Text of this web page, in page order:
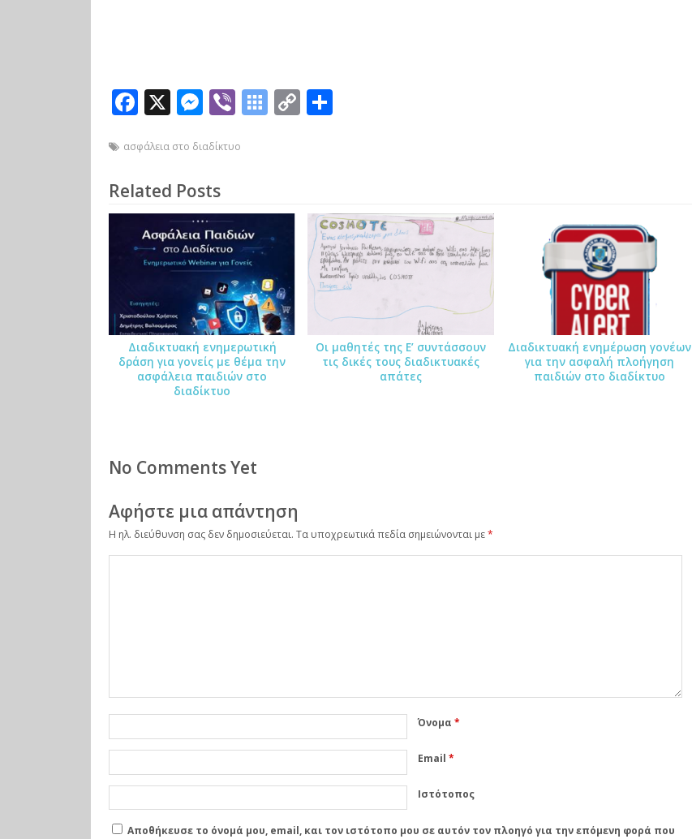
F
e
b
o
o
k
X M
ss
e
n
g
er
Vi
er
S
al
o
o
B
o
o
k
C
Li
n
k
σ
τε
ίτ
ε
ασφάλεια στο διαδίκτυο
Related Posts
Διαδικτυακή ενημερωτική
δράση για γονείς με θέμα την
ασφάλεια παιδιών στο
διαδίκτυο
Οι μαθητές της Ε’ συντάσσουν
τις δικές τους διαδικτυακές
απάτες
Διαδικτυακή ενημέρωση γονέων
για την ασφαλή πλοήγηση
παιδιών στο διαδίκτυο
No Comments Yet
Αφήστε μια απάντηση
Η ηλ. διεύθυνση σας δεν δημοσιεύεται. Τα υποχρεωτικά πεδία σημειώνονται με*
Όνομα*
Email*
Ιστότοπος
Αποθήκευσε το όνομά μου, email, και τον ιστότοπο μου σε αυτόν τον πλοηγό για την επόμενη φορά που